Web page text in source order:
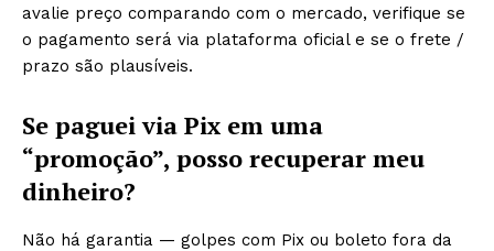
avalie preço comparando com o mercado, verifique se
o pagamento será via plataforma oficial e se o frete /
prazo são plausíveis.
Se paguei via Pix em uma
“promoção”, posso recuperar meu
dinheiro?
Não há garantia — golpes com Pix ou boleto fora da